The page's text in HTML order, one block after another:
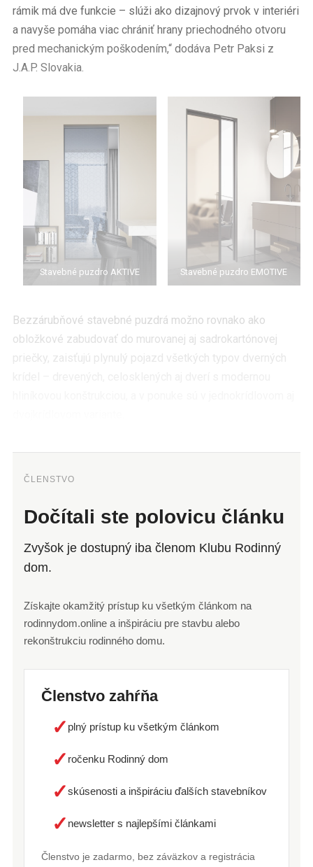
rámik má dve funkcie – slúži ako dizajnový prvok v interiéri
a navyše pomáha viac chrániť hrany priechodného otvoru
pred mechanickým poškodením,“ dodáva Petr Paksi z
J.A.P. Slovakia.
Stavebné puzdro AKTIVE Stavebné puzdro EMOTIVE
Bezzárubňové stavebné puzdrá možno rovnako ako
obložkové zabudovať do murovanej aj sadrokartónovej
priečky, zaisťujú plynulý pojazd všetkých typov dverných
ČLENSTVO
Dočítali ste polovicu článku
Zvyšok je dostupný iba členom Klubu Rodinný
dom.
Získajte okamžitý prístup ku všetkým článkom na
rodinnydom.online a inšpiráciu pre stavbu alebo
rekonštrukciu rodinného domu.
Členstvo zahŕňa
✓ plný prístup ku všetkým článkom
✓ ročenku Rodinný dom
✓skúsenosti a inšpiráciu ďalších stavebníkov
✓ newsletter s najlepšími článkami
Členstvo je zadarmo, bez záväzkov a registrácia